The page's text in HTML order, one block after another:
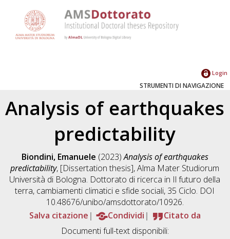
Login
STRUMENTI DI NAVIGAZIONE
Analysis of earthquakes
predictability
Biondini, Emanuele (2023)Analysis of earthquakes
predictability, [Dissertation thesis], Alma Mater Studiorum
Università di Bologna. Dottorato di ricerca in Il futuro della
terra, cambiamenti climatici e sfide sociali, 35 Ciclo. DOI
10.48676/unibo/amsdottorato/10926.
Salva citazione
Condividi
Citato da
Documenti full-text disponibili: